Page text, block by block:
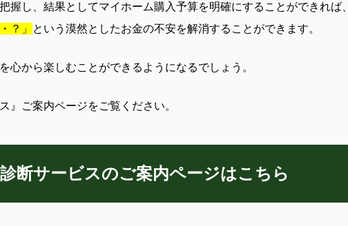
握し、結果としてマイホーム購入予算を明確にすることができれば、
？」
という漠然としたお金の不安を解消することができます。
心から楽しむことができるようになるでしょう。
』ご案内ページをご覧ください。
断サービスのご案内ページはこちら